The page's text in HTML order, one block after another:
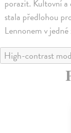
porazit. Kultovní a
stala předlohou
Lennonem v
High-contrast